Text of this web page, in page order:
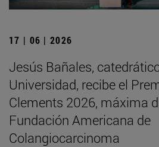
17 | 06 | 2026
Jesús Bañales,
Universidad, recibe el
Clements 2026, máxima
Fundación Americana de
Colangiocarcinoma